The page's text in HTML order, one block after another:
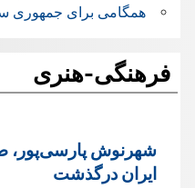
همگامی برای جمهوری
فرهنگی-هنری
شهرنوش پارسی‌پور،
ایران درگذشت